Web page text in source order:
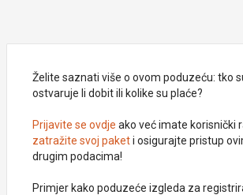
Želite saznati više o ovom poduzeću: tko
ostvaruje li dobit ili kolike su plaće?
Prijavite se ovdje ako već imate korisnički
zatražite svoj paketi osigurajte pristup
drugim podacima!
Primjer kako poduzeće izgleda za